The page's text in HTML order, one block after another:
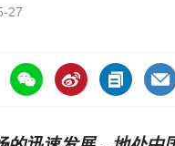
27
15499.html